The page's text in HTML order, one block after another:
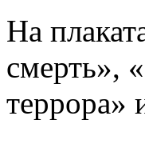
На
смерть»,
террора»